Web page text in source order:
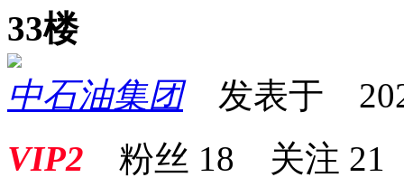
33楼
中石油集团发表于
VIP2 粉丝 18 关注 21